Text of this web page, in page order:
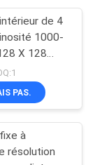
de 4
1000-
X 128
5000-
de vie
PAS.
à
résolution